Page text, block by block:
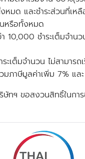
หมด และชำระส่วนที่เห
หรือทั้งหมด
10,000 ชำระเต็มจำนว
ระเต็มจำนวน ไม่สามา
มภาษีมูลค่าเพิ่ม 7% แล
ษัทฯ ขอสงวนสิทธิ์ในกา